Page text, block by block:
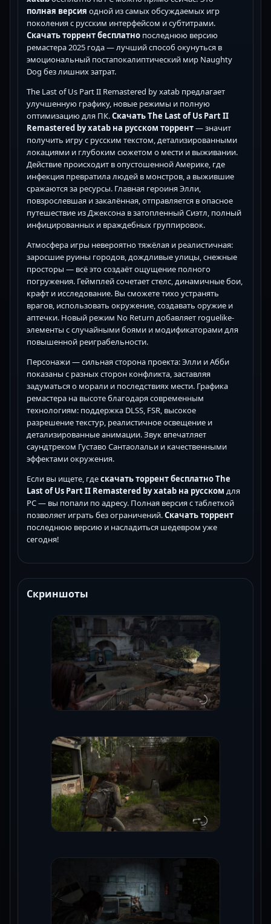
полная версия одной из самых обсуждаемых игр
поколения с русским интерфейсом и субтитрами.
Скачать торрент бесплатно последнюю версию
ремастера 2025 года — лучший способ окунуться в
эмоциональный постапокалиптический мир Naughty
Dog без лишних затрат.
The Last of Us Part II Remastered by xatab предлагает
улучшенную графику, новые режимы и полную
оптимизацию для ПК.Скачать The Last of Us Part II
Remastered by xatab на русском торрент— значит
получить игру с русским текстом, детализированными
локациями и глубоким сюжетом о мести и выживании.
Действие происходит в опустошенной Америке, где
инфекция превратила людей в монстров, а выжившие
сражаются за ресурсы. Главная героиня Элли,
повзрослевшая и закалённая, отправляется в опасное
путешествие из Джексона в затопленный Сиэтл, полный
инфицированных и враждебных группировок.
Атмосфера игры невероятно тяжёлая и реалистичная:
заросшие руины городов, дождливые улицы, снежные
просторы — всё это создаёт ощущение полного
погружения. Геймплей сочетает стелс, динамичные бои,
крафт и исследование. Вы сможете тихо устранять
врагов, использовать окружение, создавать оружие и
аптечки. Новый режим No Return добавляет roguelike-
элементы с случайными боями и модификаторами для
повышенной реиграбельности.
Персонажи — сильная сторона проекта: Элли и Абби
показаны с разных сторон конфликта, заставляя
задуматься о морали и последствиях мести. Графика
ремастера на высоте благодаря современным
технологиям: поддержка DLSS, FSR, высокое
разрешение текстур, реалистичное освещение и
детализированные анимации. Звук впечатляет
саундтреком Густаво Сантаолальи и качественными
эффектами окружения.
Если вы ищете, гдескачать торрент бесплатно The
Last of Us Part II Remastered by xatab на русском для
PC — вы попали по адресу. Полная версия с таблеткой
позволяет играть без ограничений.Скачать торрент
последнюю версию и насладиться шедевром уже
сегодня!
Скриншоты